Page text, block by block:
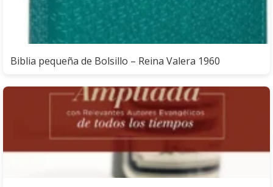
Biblia pequeña de Bolsillo – Reina Valera 1960